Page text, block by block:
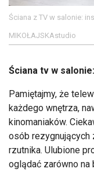
Ściana z TV w salonie:
MIKOŁAJSKAstudio
Ściana tv w
Pamiętajmy, że
każdego wnętrza,
kinomaniaków.
osób
rzutnika. Ulubione
oglądać zarówno na